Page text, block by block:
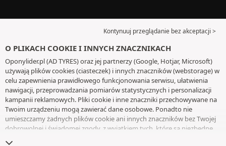
Kontynuuj przeglądanie bez akceptacji >
O PLIKACH COOKIE I INNYCH ZNACZNIKACH
Oponylider.pl (AD TYRES) oraz jej partnerzy (Google, Hotjar, Microsoft)
używają plików cookies (ciasteczek) i innych znaczników (webstorage) w
celu zapewnienia prawidłowego funkcjonowania serwisu, ułatwienia
nawigacji, przeprowadzania pomiarów statystycznych i personalizacji
kampanii reklamowych. Pliki cookie i inne znaczniki przechowywane na
Twoim urządzeniu mogą zawierać dane osobowe. Ponadto nie
umieszczamy żadnych plików cookie ani innych znaczników bez Twojej
dobrowolnej i świadomej zgody, z wyjątkiem tych, które są niezbędne